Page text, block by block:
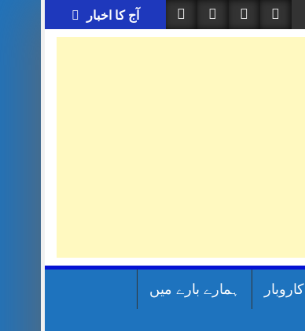
آج کا اخبار
کاروبار ہمارے بارے میں